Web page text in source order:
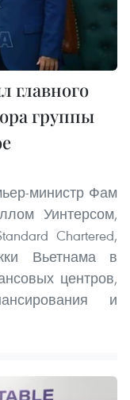
главного
группы
министр Фам
Уинтерсом,
Chartered,
Вьетнама в
центров,
и